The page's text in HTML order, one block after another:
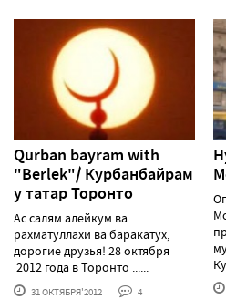
Qurban bayram with
"Berlek"/ Курбанбайрам
у татар Торонто
Ас салям алейкум ва
рахматуллахи ва баракатух,
дорогие друзья! 28 октября
2012 года в Торонто ......
31 ОКТЯБРЯ'2012 4